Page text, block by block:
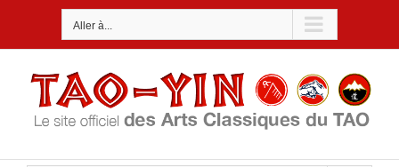
Aller à...